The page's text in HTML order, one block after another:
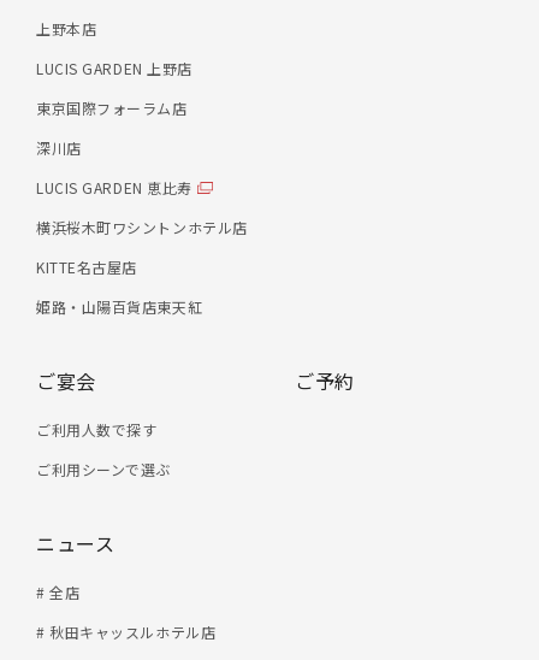
上野本店
LUCIS GARDEN 上野店
東京国際フォーラム店
深川店
LUCIS GARDEN 恵比寿
横浜桜木町ワシントンホテル店
KITTE名古屋店
姫路・山陽百貨店東天紅
ご宴会
ご利用人数で探す
ご利用シーンで選ぶ
ニュース
# 全店
# 秋田キャッスルホテル店
ご予約